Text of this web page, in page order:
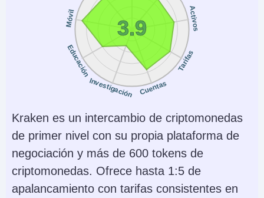
CySEC, CBI, ASIC,
FINTRAC, CIMA,
VARA, OAM, HCMC,
CFTC, OSC, KoFIU
Instrumentos
Acciones, ETFs,
Opciones OTC,
Acciones Tokenizadas,
Mercados de
Predicción y Opciones
Activos
Tarifas
Cuentas
Investigación
Educación
Móvil 3.9
Kraken es un intercambio de criptomonedas
de primer nivel con su propia plataforma de
negociación y más de 600 tokens de
criptomonedas. Ofrece hasta 1:5 de
apalancamiento con tarifas consistentes en